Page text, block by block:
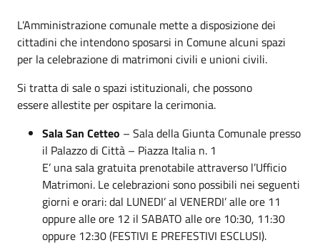
L’Amministrazione comunale mette a disposizione dei
cittadini che intendono sposarsi in Comune alcuni spazi
per la celebrazione di matrimoni civili e unioni civili.
Si tratta di sale o spazi istituzionali, che possono
essere allestite per ospitare la cerimonia.
Sala San Cetteo – Sala della Giunta Comunale presso
il Palazzo di Città – Piazza Italia n. 1
E’ una sala gratuita prenotabile attraverso l’Ufficio
Matrimoni. Le celebrazioni sono possibili nei seguenti
giorni e orari: dal LUNEDI’ al VENERDI’ alle ore 11
oppure alle ore 12 il SABATO alle ore 10:30, 11:30
oppure 12:30 (FESTIVI E PREFESTIVI ESCLUSI).